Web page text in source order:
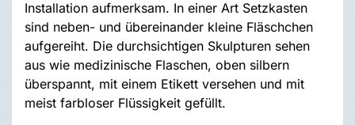
Installation aufmerksam. In einer Art Setzkasten
sind neben- und übereinander kleine Fläschchen
aufgereiht. Die durchsichtigen Skulpturen sehen
aus wie medizinische Flaschen, oben silbern
überspannt, mit einem Etikett versehen und mit
meist farbloser Flüssigkeit gefüllt.